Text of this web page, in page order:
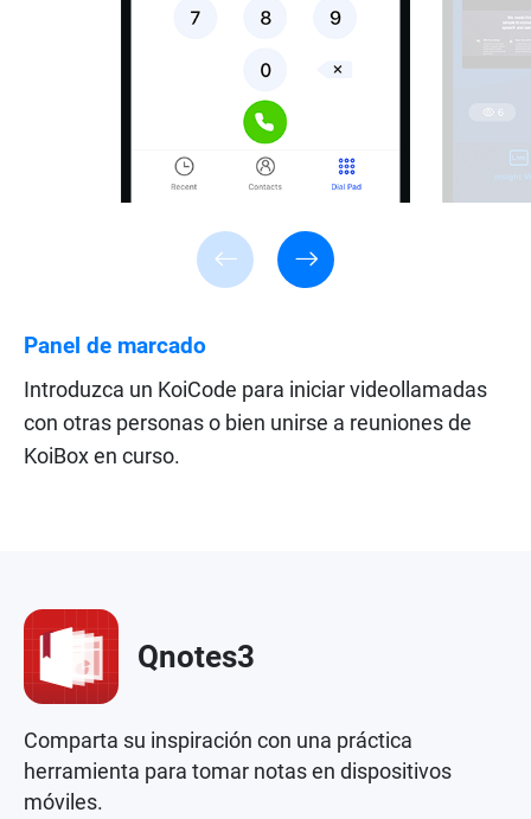
Panel de marcado
Introduzca un KoiCode para iniciar videollamadas
con otras personas o bien unirse a reuniones de
KoiBox en curso.
Qnotes3
Comparta su inspiración con una práctica
herramienta para tomar notas en dispositivos
móviles.